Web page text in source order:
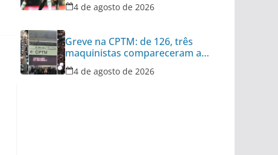
4 de agosto de 2026
Greve na CPTM: de 126, três
maquinistas compareceram ao
serviço nesta terça
4 de agosto de 2026